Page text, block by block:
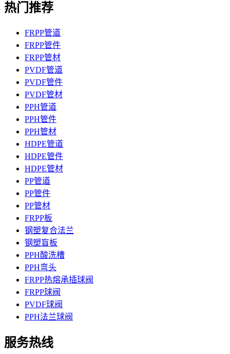
热门推荐
FRPP管道
FRPP管件
FRPP管材
PVDF管道
PVDF管件
PVDF管材
PPH管道
PPH管件
PPH管材
HDPE管道
HDPE管件
HDPE管材
PP管道
PP管件
PP管材
FRPP板
钢塑复合法兰
钢塑盲板
PPH酸洗槽
PPH弯头
FRPP热熔承插球阀
FRPP球阀
PVDF球阀
PPH法兰球阀
服务热线